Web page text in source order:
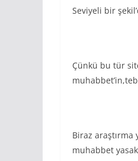
Seviyeli bir
Çünkü bu tür
Biraz
muhabbet